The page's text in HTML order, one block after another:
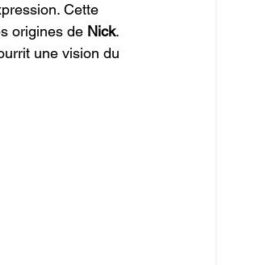
Cette
origines de Nick.
une vision du